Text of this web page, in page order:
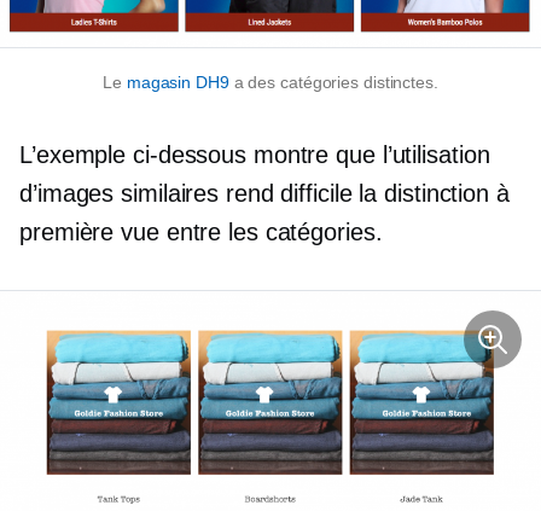
Le magasin DH9a des catégories distinctes.
L’exemple ci-dessous montre que l’utilisation
d’images similaires rend difficile la distinction à
première vue entre les catégories.